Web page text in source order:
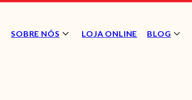
SOBRE NÓS LOJA ONLINE BLOG